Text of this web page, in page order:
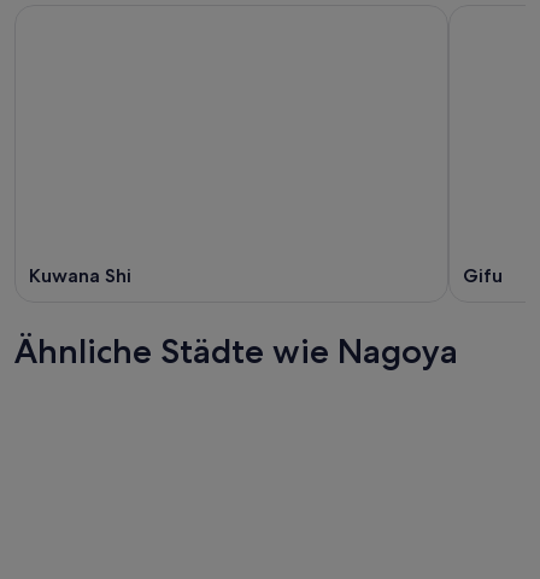
Kuwana Shi Gifu
Ähnliche Städte wie Nagoya